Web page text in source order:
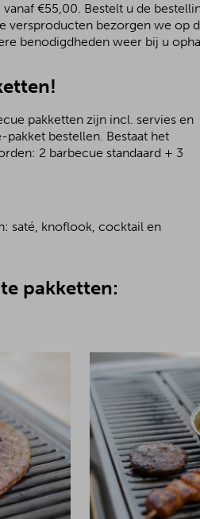
€55,00. Bestelt u de
versproducten bezorgen we op
benodigdheden weer bij u
pakketten zijn incl. servies en
bestellen. Bestaat het
2 barbecue standaard + 3
saté, knoflook, cocktail en
pakketten: